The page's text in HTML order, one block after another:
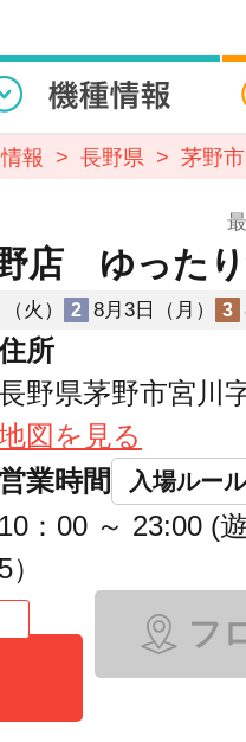
報 長野県 茅野市
店 ゆった
火） 2 8月3日（月） 3
所
野県茅野市宮川
図を見る
業時間
入場ルール
10：00 ～ 23:00 (
5）
フ